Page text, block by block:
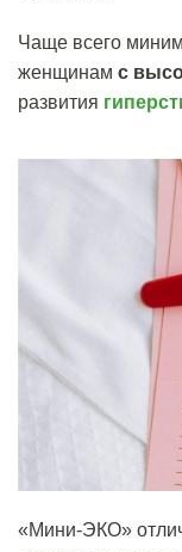
Чаще всего
женщинам с
развития
«Мини-ЭКО»